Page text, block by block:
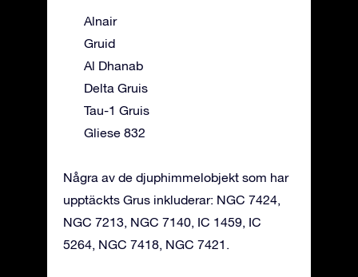
Alnair
Gruid
Al Dhanab
Delta Gruis
Tau-1 Gruis
Gliese 832
Några av de djuphimmelobjekt som har
upptäckts Grus inkluderar: NGC 7424,
NGC 7213, NGC 7140, IC 1459, IC
5264, NGC 7418, NGC 7421.